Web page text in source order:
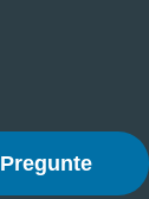
Pregunte